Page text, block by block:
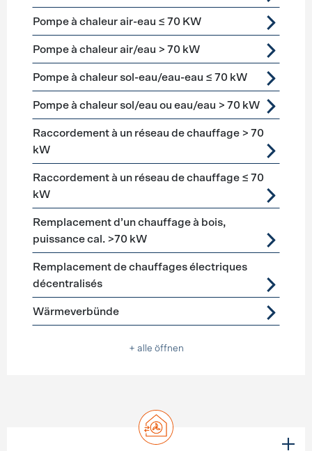
Pompe à chaleur air-eau ≤ 70 KW
Pompe à chaleur air/eau > 70 kW
Pompe à chaleur sol-eau/eau-eau ≤ 70 kW
Pompe à chaleur sol/eau ou eau/eau > 70 kW
Raccordement à un réseau de chauffage > 70
kW
Raccordement à un réseau de chauffage ≤ 70
kW
Remplacement d’un chauffage à bois,
puissance cal. >70 kW
Remplacement de chauffages électriques
décentralisés
Wärmeverbünde
+ alle öffnen